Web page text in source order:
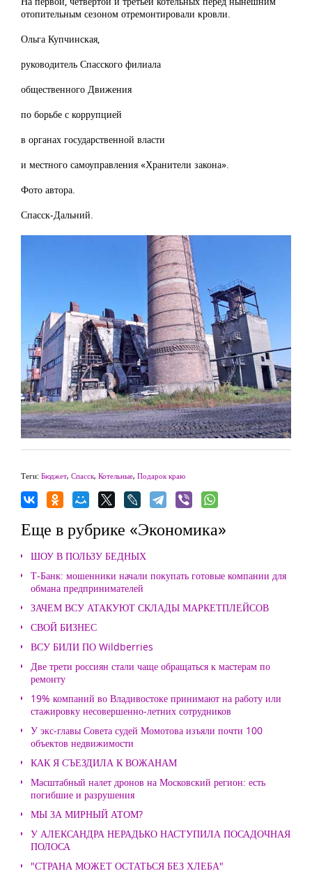
отопительным сезоном отремонтировали кровли.
Ольга Купчинская,
руководитель Спасского филиала
общественного Движения
по борьбе с коррупцией
в органах государственной власти
и местного самоуправления «Хранители закона».
Фото автора.
Спасск-Дальний.
Теги: Бюджет, Спасск, Котельные, Подарок краю
Еще в рубрике «Экономика»
ШОУ В ПОЛЬЗУ БЕДНЫХ
Т-Банк: мошенники начали покупать готовые компании для
обмана предпринимателей
ЗАЧЕМ ВСУ АТАКУЮТ СКЛАДЫ МАРКЕТПЛЕЙСОВ
СВОЙ БИЗНЕС
ВСУ БИЛИ ПО Wildberries
Две трети россиян стали чаще обращаться к мастерам по
ремонту
19% компаний во Владивостоке принимают на работу или
стажировку несовершенно-летних сотрудников
У экс-главы Совета судей Момотова изъяли почти 100
объектов недвижимости
КАК Я СЪЕЗДИЛА К ВОЖАНАМ
Масштабный налет дронов на Московский регион: есть
погибшие и разрушения
МЫ ЗА МИРНЫЙ АТОМ?
У АЛЕКСАНДРА НЕРАДЬКО НАСТУПИЛА ПОСАДОЧНАЯ
ПОЛОСА
"СТРАНА МОЖЕТ ОСТАТЬСЯ БЕЗ ХЛЕБА"